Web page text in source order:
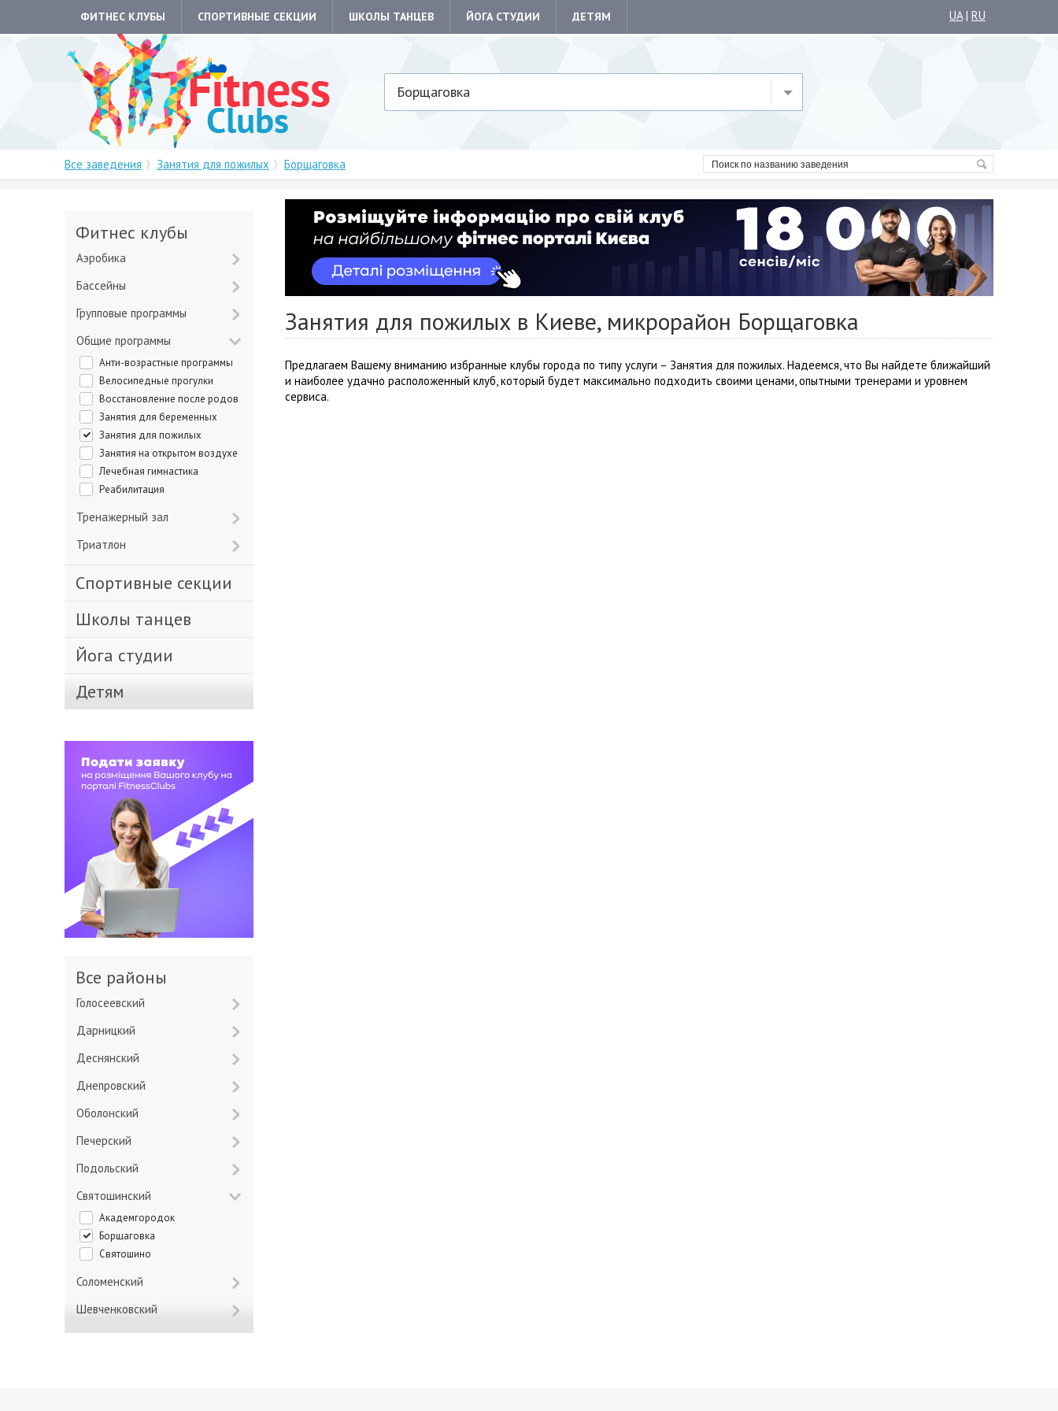
ФИТНЕС КЛУБЫ СПОРТИВНЫЕ СЕКЦИИ ШКОЛЫ ТАНЦЕВ ЙОГА СТУДИИ ДЕТЯМ UA| RU
Борщаговка
Все заведения Занятия для пожилых Борщаговка
Занятия для пожилых в Киеве, микрорайон Борщаговка
Предлагаем Вашему вниманию избранные клубы города по типу услуги – Занятия для пожилых. Надеемся, что Вы найдете ближайший
и наиболее удачно расположенный клуб, который будет максимально подходить своими ценами, опытными тренерами и уровнем
сервиса.
Фитнес клубы
Аэробика
Бассейны
Групповые программы
Общие программы
Анти-возрастные программы
Велосипедные прогулки
Восстановление после родов
Занятия для беременных
Занятия для пожилых
Занятия на открытом воздухе
Лечебная гимнастика
Реабилитация
Тренажерный зал
Триатлон
Спортивные секции
Школы танцев
Йога студии
Детям
Все районы
Голосеевский
Дарницкий
Деснянский
Днепровский
Оболонский
Печерский
Подольский
Святошинский
Академгородок
Борщаговка
Святошино
Соломенский
Шевченковский